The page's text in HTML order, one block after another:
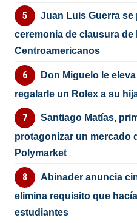
Juan Luis Guerra se
ceremonia de clausura de
Centroamericanos
Don Miguelo le
regalarle un Rolex a su
Santiago Matías,
protagonizar un mercado
Polymarket
Abinader anuncia
elimina requisito que
estudiantes